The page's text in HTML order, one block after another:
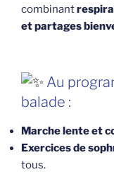
combinant
et partages
Au
balade :
Marche lente et
Exercices de
tous.